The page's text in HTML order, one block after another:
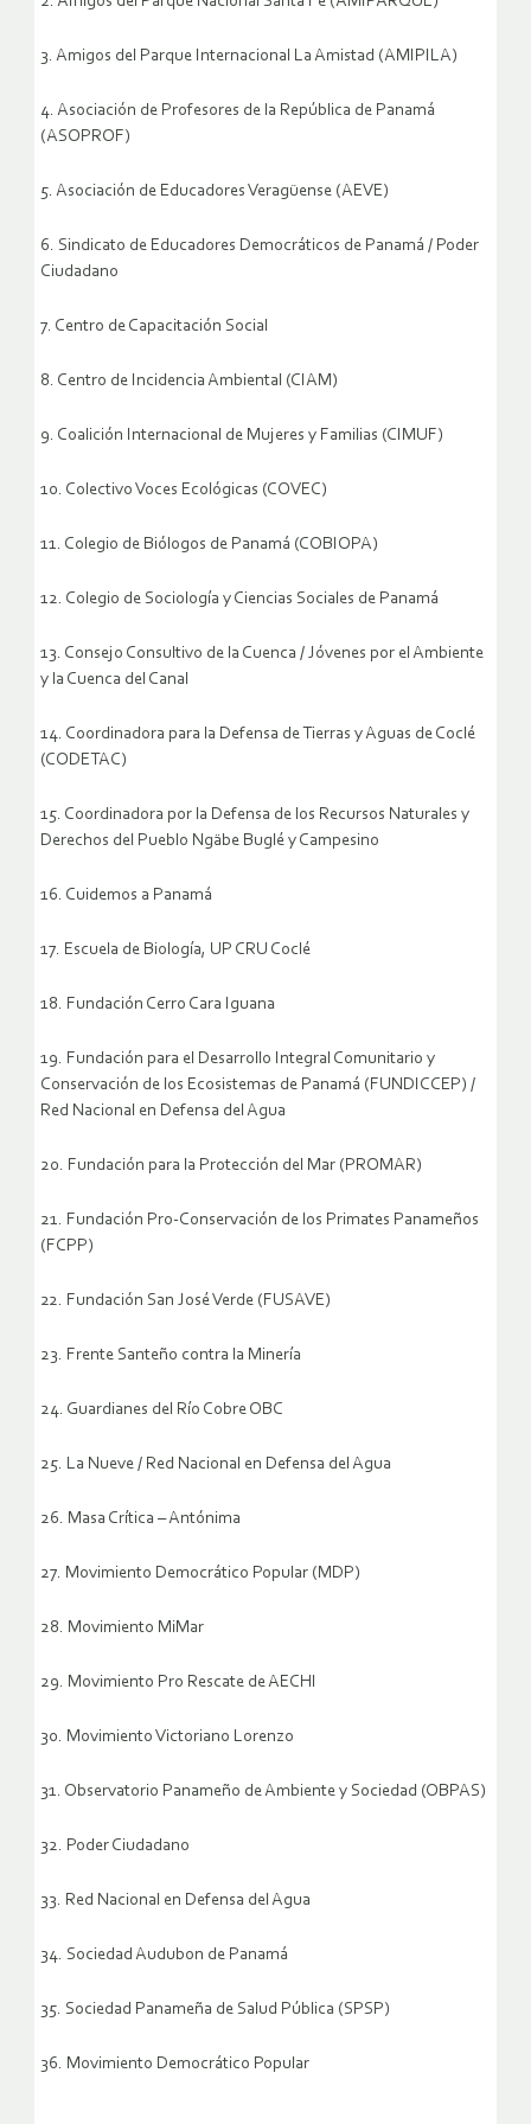
3. Amigos del Parque Internacional La Amistad (AMIPILA)
4. Asociación de Profesores de la República de Panamá
(ASOPROF)
5. Asociación de Educadores Veragüense (AEVE)
6. Sindicato de Educadores Democráticos de Panamá / Poder
Ciudadano
7. Centro de Capacitación Social
8. Centro de Incidencia Ambiental (CIAM)
9. Coalición Internacional de Mujeres y Familias (CIMUF)
10. Colectivo Voces Ecológicas (COVEC)
11. Colegio de Biólogos de Panamá (COBIOPA)
12. Colegio de Sociología y Ciencias Sociales de Panamá
13. Consejo Consultivo de la Cuenca / Jóvenes por el Ambiente
y la Cuenca del Canal
14. Coordinadora para la Defensa de Tierras y Aguas de Coclé
(CODETAC)
15. Coordinadora por la Defensa de los Recursos Naturales y
Derechos del Pueblo Ngäbe Buglé y Campesino
16. Cuidemos a Panamá
17. Escuela de Biología, UP CRU Coclé
18. Fundación Cerro Cara Iguana
19. Fundación para el Desarrollo Integral Comunitario y
Conservación de los Ecosistemas de Panamá (FUNDICCEP) /
Red Nacional en Defensa del Agua
20. Fundación para la Protección del Mar (PROMAR)
21. Fundación Pro-Conservación de los Primates Panameños
(FCPP)
22. Fundación San José Verde (FUSAVE)
23. Frente Santeño contra la Minería
24. Guardianes del Río Cobre OBC
25. La Nueve / Red Nacional en Defensa del Agua
26. Masa Crítica – Antónima
27. Movimiento Democrático Popular (MDP)
28. Movimiento MiMar
29. Movimiento Pro Rescate de AECHI
30. Movimiento Victoriano Lorenzo
31. Observatorio Panameño de Ambiente y Sociedad (OBPAS)
32. Poder Ciudadano
33. Red Nacional en Defensa del Agua
34. Sociedad Audubon de Panamá
35. Sociedad Panameña de Salud Pública (SPSP)
36. Movimiento Democrático Popular